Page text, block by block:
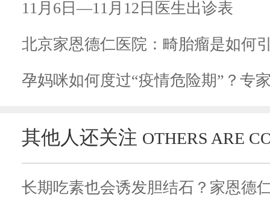
11月6日—11月12日医生出诊表
北京家恩德仁医院：畸胎瘤是如何
孕妈咪如何度过“疫情危险期”？专
其他人还关注 OTHERS ARE
长期吃素也会诱发胆结石？家恩德